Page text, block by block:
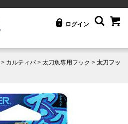
ログイン
> カルティバ> 太刀魚専用フック > 太刀フッ